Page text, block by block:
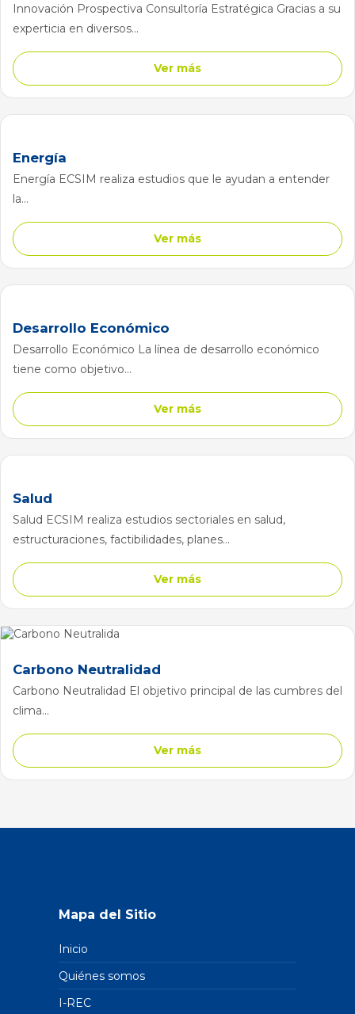
Innovación Prospectiva Consultoría Estratégica Gracias a su
experticia en diversos...
Ver más
Energía
Energía ECSIM realiza estudios que le ayudan a entender
la...
Ver más
Desarrollo Económico
Desarrollo Económico La línea de desarrollo económico
tiene como objetivo...
Ver más
Salud
Salud ECSIM realiza estudios sectoriales en salud,
estructuraciones, factibilidades, planes...
Ver más
Carbono Neutralidad
Carbono Neutralidad El objetivo principal de las cumbres del
clima...
Ver más
Mapa del Sitio
Inicio
Quiénes somos
I-REC